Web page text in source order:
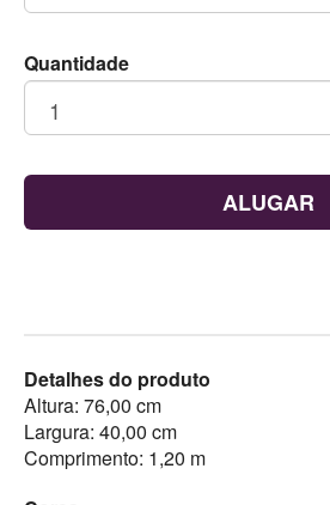
Quantidade
ALUGAR
Detalhes do produto
Altura: 76,00 cm
Largura: 40,00 cm
Comprimento: 1,20 m